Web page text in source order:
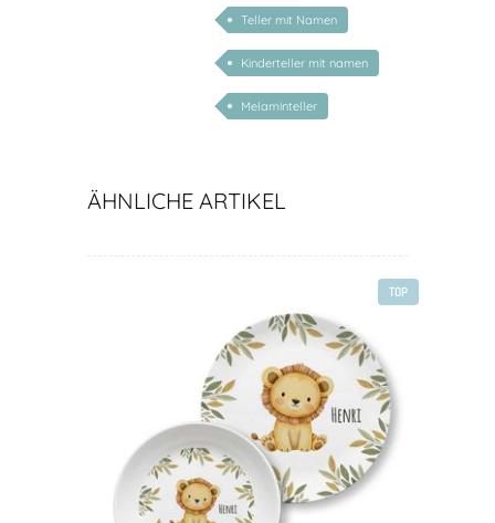
Teller mit Namen
Kinderteller mit namen
Melaminteller
ÄHNLICHE ARTIKEL
TOP